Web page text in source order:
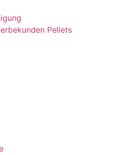
Pellets